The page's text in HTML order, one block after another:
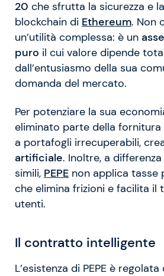
20 che sfrutta la sicurezza e
blockchain di Ethereum. Non
un’utilità complessa: è un
puro il cui valore dipende
dall’entusiasmo della sua
domanda del mercato.
Per potenziare la sua
eliminato parte della fornitura
a portafogli irrecuperabili,
artificiale. Inoltre, a
simili, PEPE non applica tasse
che elimina frizioni e facilita il
utenti.
Il contratto intelligente
L’esistenza di PEPE è